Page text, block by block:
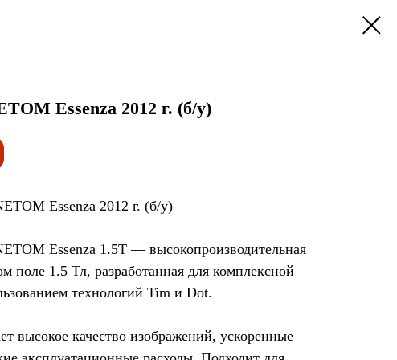
Essenza 2012 г. (б/у)
Essenza 2012 г. (б/у)
Essenza 1.5T — высокопроизводительная
поле 1.5 Тл, разработанная для комплексной
технологий Tim и Dot.
высокое качество изображений, ускоренные